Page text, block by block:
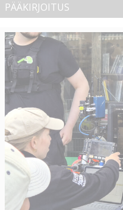
PÄÄKIRJOITUS